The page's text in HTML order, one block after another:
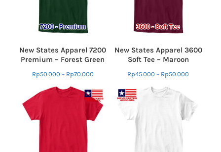
New States Apparel 7200
Premium – Forest Green
Rp50.000 – Rp70.000
New States Apparel 3600
Soft Tee – Maroon
Rp45.000 – Rp50.000